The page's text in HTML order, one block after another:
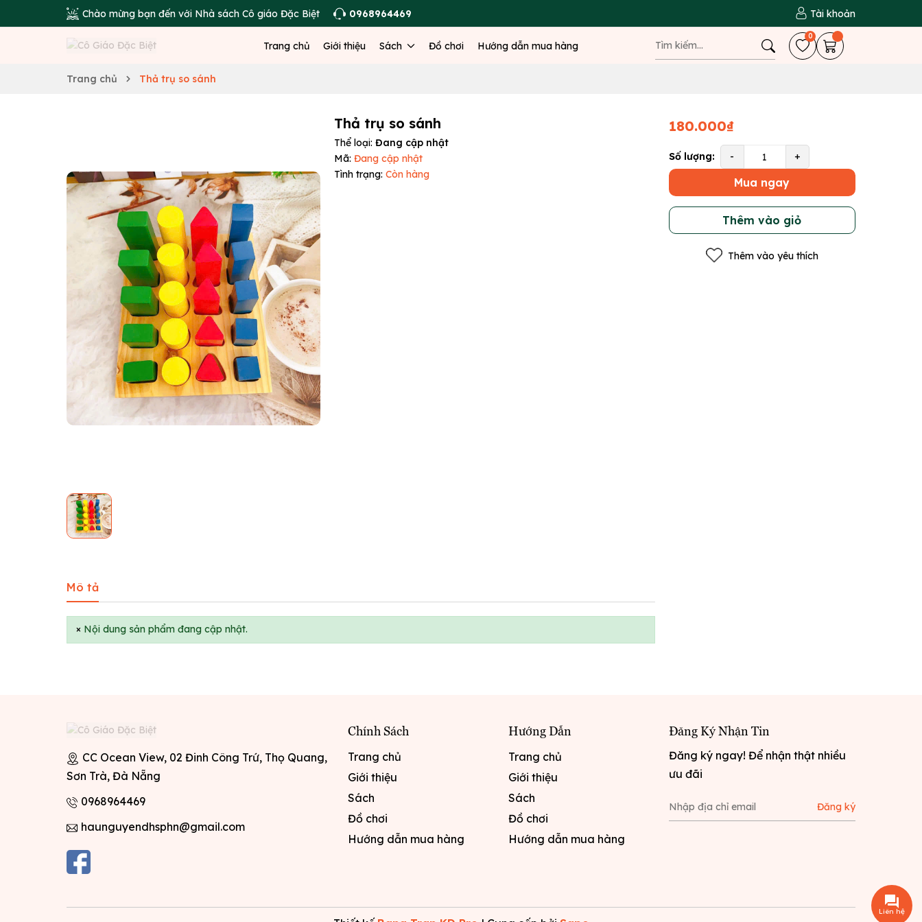
Chào mừng bạn đến với Nhà sách Cô giáo Đặc Biệt 0968964469 Tài khoản
Trang chủ Giới thiệu Sách Đồ chơi Hướng dẫn mua hàng
0
Trang chủ Thả trụ so sánh
Thả trụ so sánh
Thể loại: Đang cập nhật
Mã: Đang cập nhật
Tình trạng: Còn hàng
180.000₫
Số lượng: - +
Mua ngay
Thêm vào giỏ
Thêm vào yêu thích
Mô tả
× Nội dung sản phẩm đang cập nhật.
CC Ocean View, 02 Đinh Công Trứ, Thọ Quang,
Sơn Trà, Đà Nẵng
0968964469
haunguyendhsphn@gmail.com
Chính Sách
Trang chủ
Giới thiệu
Sách
Đồ chơi
Hướng dẫn mua hàng
Hướng Dẫn
Trang chủ
Giới thiệu
Sách
Đồ chơi
Hướng dẫn mua hàng
Đăng Ký Nhận Tin
Đăng ký ngay! Để nhận thật nhiều
ưu đãi
Đăng ký
Liên hệ